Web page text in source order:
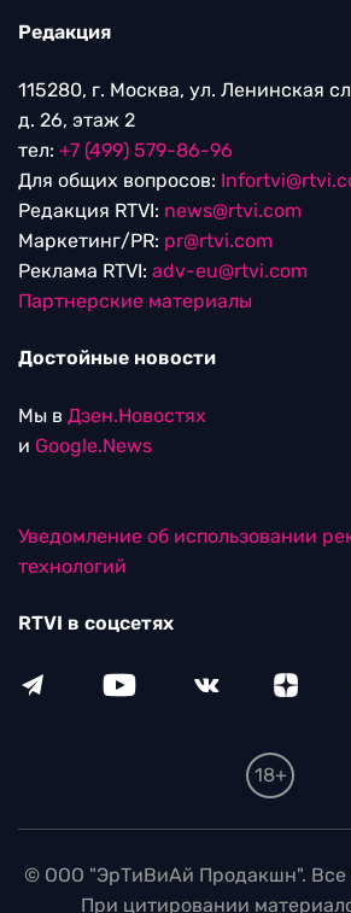
Редакция
115280, г. Москва, ул. Ленинская
д. 26, этаж 2
тел: +7 (499) 579-86-96
Для общих вопросов:
Редакция RTVI: news@rtvi.com
Маркетинг/PR: pr@rtvi.com
Реклама RTVI: adv-eu@rtvi.com
Партнерские материалы
Достойные новости
Мы в Дзен.Новостях
и Google.News
Уведомление об использовании
технологий
RTVI в соцсетях
18+
© ООО "ЭрТиВиАй Продакшн". Все
При цитировании